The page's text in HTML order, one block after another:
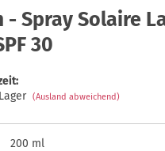
- Spray Solaire
30
(Ausland abweichend)
200 ml